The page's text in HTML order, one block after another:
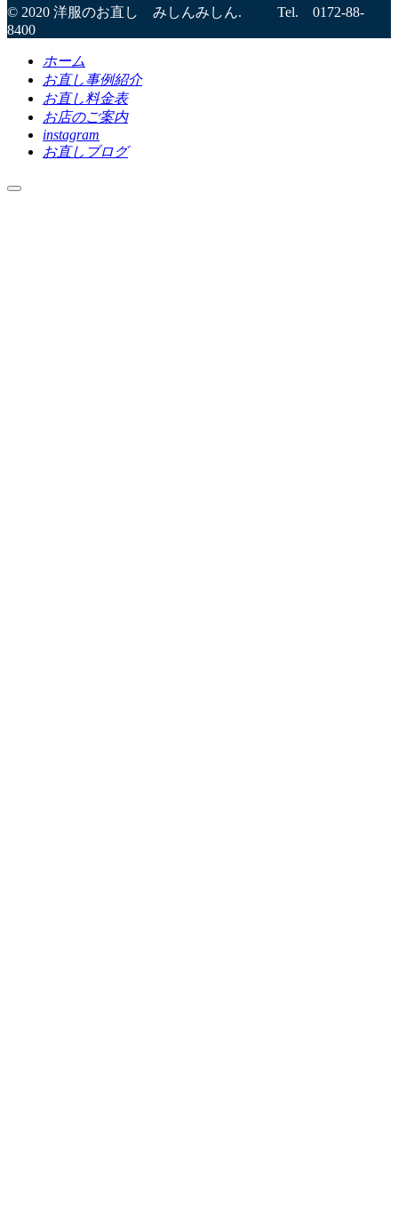
© 2020 洋服のお直し みしんみしん. Tel. 0172-88-
8400
ホーム
お直し事例紹介
お直し料金表
お店のご案内
instagram
お直しブログ